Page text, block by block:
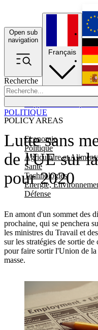
Open sub
navigation
Recherche
POLICY AREAS
Economie
Politique
Agriculture et
Santé
Technologies
Energie,
Défense
Français
Lutte sans
de l'UE sur
pour 2020
En amont d'un sommet des
prochaine, qui se penchera
les ministres du Travail et
sur les stratégies de sortie
pour faire sortir l'Union de la
masse.
POLITIQUE